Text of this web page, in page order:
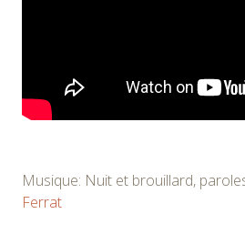
Musique: Nuit et brouillard,
Ferrat